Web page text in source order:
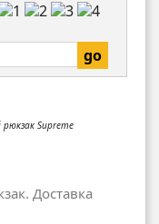
Supreme
Доставка